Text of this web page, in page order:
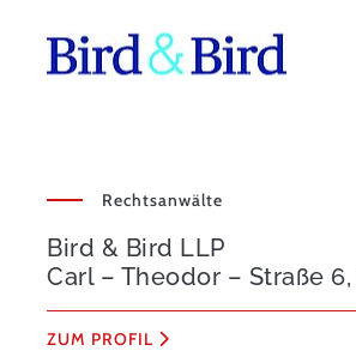
Rechtsanwälte
Bird & Bird LLP
Carl – Theodor – Straße
ZUM PROFIL